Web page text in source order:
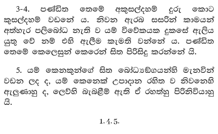
3-4. පණ්ඩිත තෙමේ අකුසල්දහම් දුරු කොට
කුසල්දහම් වඩනේ ය. නිවන ඇරබ සසරින් කාමයන්
අත්හැර පලිබෝධ නැති ව යම් විවේකයක දුකසේ ඇලිය
යුතු වේ නම් එහි ඇලීම කැමති වන්නේ ය. පණ්ඩිත
තෙමේ කෙලෙසුන් කෙරෙන් සිත පිරිසිදු කරන්නේ යි.
5. යම් කෙනකුන්ගේ සිත බෝධ්‍යඞ්ගයන්හි මැනවින්
වඩන ලද ද, යම් කෙනෙක් උපාදාන රහිත ව නිවනෙහි
ඇලුණාහු ද, ලෙව්හි බැබළීම් ඇති ඒ රහත්හු පිරිනිවියාහු
යි.
1. 4. 5.